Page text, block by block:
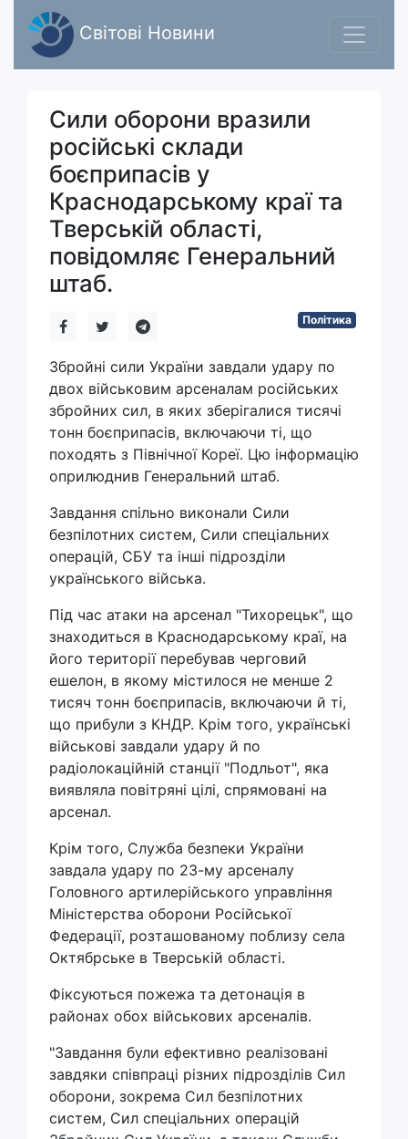
Світові Новини
Сили оборони вразили
російські склади
боєприпасів у
Краснодарському краї та
Тверській області,
повідомляє Генеральний
штаб.
Політика
Збройні сили України завдали удару по
двох військовим арсеналам російських
збройних сил, в яких зберігалися тисячі
тонн боєприпасів, включаючи ті, що
походять з Північної Кореї. Цю інформацію
оприлюднив Генеральний штаб.
Завдання спільно виконали Сили
безпілотних систем, Сили спеціальних
операцій, СБУ та інші підрозділи
українського війська.
Під час атаки на арсенал "Тихорецьк", що
знаходиться в Краснодарському краї, на
його території перебував черговий
ешелон, в якому містилося не менше 2
тисяч тонн боєприпасів, включаючи й ті,
що прибули з КНДР. Крім того, українські
військові завдали удару й по
радіолокаційній станції "Подльот", яка
виявляла повітряні цілі, спрямовані на
арсенал.
Крім того, Служба безпеки України
завдала удару по 23-му арсеналу
Головного артилерійського управління
Міністерства оборони Російської
Федерації, розташованому поблизу села
Октябрське в Тверській області.
Фіксуються пожежа та детонація в
районах обох військових арсеналів.
"Завдання були ефективно реалізовані
завдяки співпраці різних підрозділів Сил
оборони, зокрема Сил безпілотних
систем, Сил спеціальних операцій